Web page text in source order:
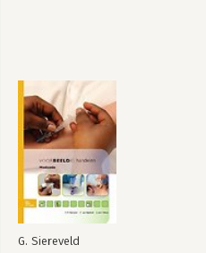
G. Siereveld